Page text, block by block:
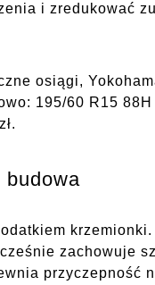
i zredukować
osiągi,
195/60 R15
budowa
zachowuje
przyczepność